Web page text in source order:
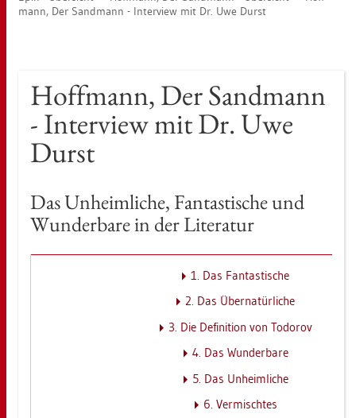
mann, Der Sand­mann - In­ter­view mit Dr. Uwe Durst
Hoff­mann, Der Sand­mann
- In­ter­view mit Dr. Uwe
Durst
Das Un­heim­li­che, Fan­tas­ti­sche und
Wun­der­ba­re in der Li­te­ra­tur
1. Das Fan­tas­ti­sche
2. Das Über­na­tür­li­che
3. Die De­fi­ni­ti­on von To­do­rov
4. Das Wun­der­ba­re
5. Das Un­heim­li­che
6. Ver­misch­tes